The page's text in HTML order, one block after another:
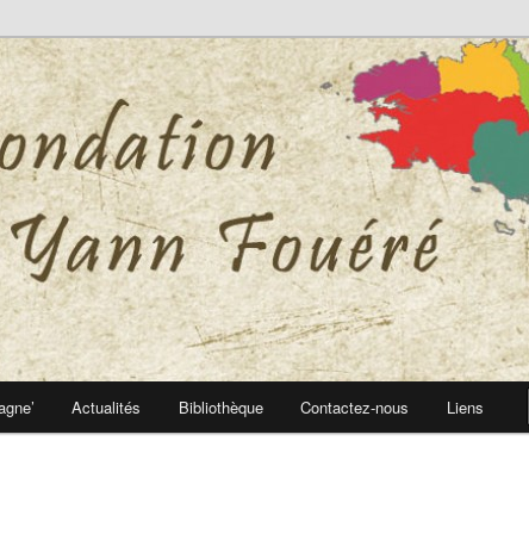
Fouéré
Fouéré
Actualités Bibliothèque Contactez-nous Liens